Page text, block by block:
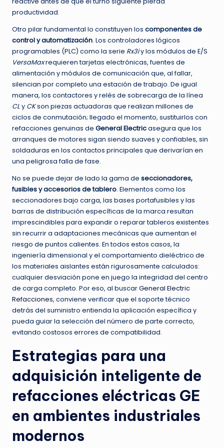
productividad.
Otro pilar fundamental lo constituyen los componentes de
control y automatización. Los controladores lógicos
programables (PLC) como la serie Rx3iy los módulos de E/S
VersaMaxrequieren tarjetas electrónicas, fuentes de
alimentación y módulos de comunicación que, al fallar,
silencian por completo una estación de trabajo. De igual
manera, los contactores y relés de sobrecarga de la línea
CLy CKson piezas actuadoras que realizan millones de
ciclos de conmutación; llegado el momento, sustituirlos con
refacciones genuinas de General Electricasegura que los
arranques de motores sigan siendo suaves y confiables, sin
soldaduras en los contactos principales que derivarían en
una peligrosa falla de fase.
No se puede dejar de lado la gama de seccionadores,
fusibles y accesorios de tablero. Elementos como los
seccionadores bajo carga, las bases portafusibles y las
barras de distribución específicas de la marca resultan
imprescindibles para expandir o reparar tableros existentes
sin recurrir a adaptaciones mecánicas que aumentan el
riesgo de puntos calientes. En todos estos casos, la
ingeniería dimensional y el comportamiento dieléctrico de
los materiales aislantes están rigurosamente calculados:
cualquier desviación pone en juego la integridad del centro
de carga completo. Por eso, al buscarGeneral Electric
Refacciones, conviene verificar que el soporte técnico
detrás del suministro entienda la aplicación específica y
pueda guiar la selección del número de parte correcto,
evitando costosos errores de compatibilidad.
Estrategias para una
adquisición inteligente de
refacciones eléctricas GE
en ambientes industriales
modernos